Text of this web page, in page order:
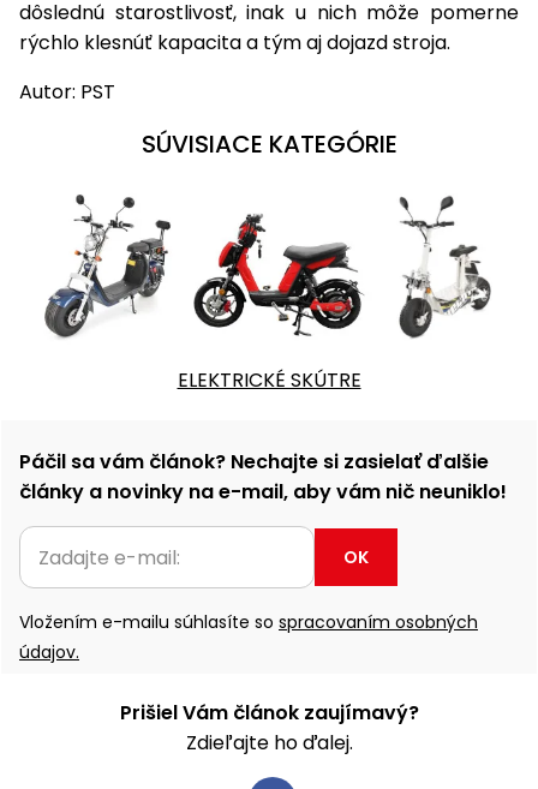
dôslednú starostlivosť, inak u nich môže pomerne
rýchlo klesnúť kapacita a tým aj dojazd stroja.
Autor: PST
SÚVISIACE KATEGÓRIE
ELEKTRICKÉ SKÚTRE
Páčil sa vám článok? Nechajte si zasielať ďalšie
články a novinky na e-mail, aby vám nič neuniklo!
OK
Vložením e-mailu súhlasíte so spracovaním osobných
údajov.
Prišiel Vám článok zaujímavý?
Zdieľajte ho ďalej.